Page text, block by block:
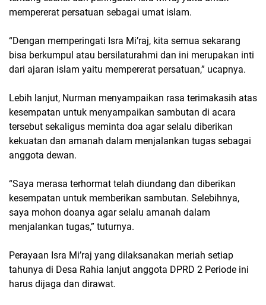
mempererat persatuan sebagai umat islam.
“Dengan memperingati Isra Mi’raj, kita semua sekarang
bisa berkumpul atau bersilaturahmi dan ini merupakan inti
dari ajaran islam yaitu mempererat persatuan,” ucapnya.
Lebih lanjut, Nurman menyampaikan rasa terimakasih atas
kesempatan untuk menyampaikan sambutan di acara
tersebut sekaligus meminta doa agar selalu diberikan
kekuatan dan amanah dalam menjalankan tugas sebagai
anggota dewan.
“Saya merasa terhormat telah diundang dan diberikan
kesempatan untuk memberikan sambutan. Selebihnya,
saya mohon doanya agar selalu amanah dalam
menjalankan tugas,” tuturnya.
Perayaan Isra Mi’raj yang dilaksanakan meriah setiap
tahunya di Desa Rahia lanjut anggota DPRD 2 Periode ini
harus dijaga dan dirawat.